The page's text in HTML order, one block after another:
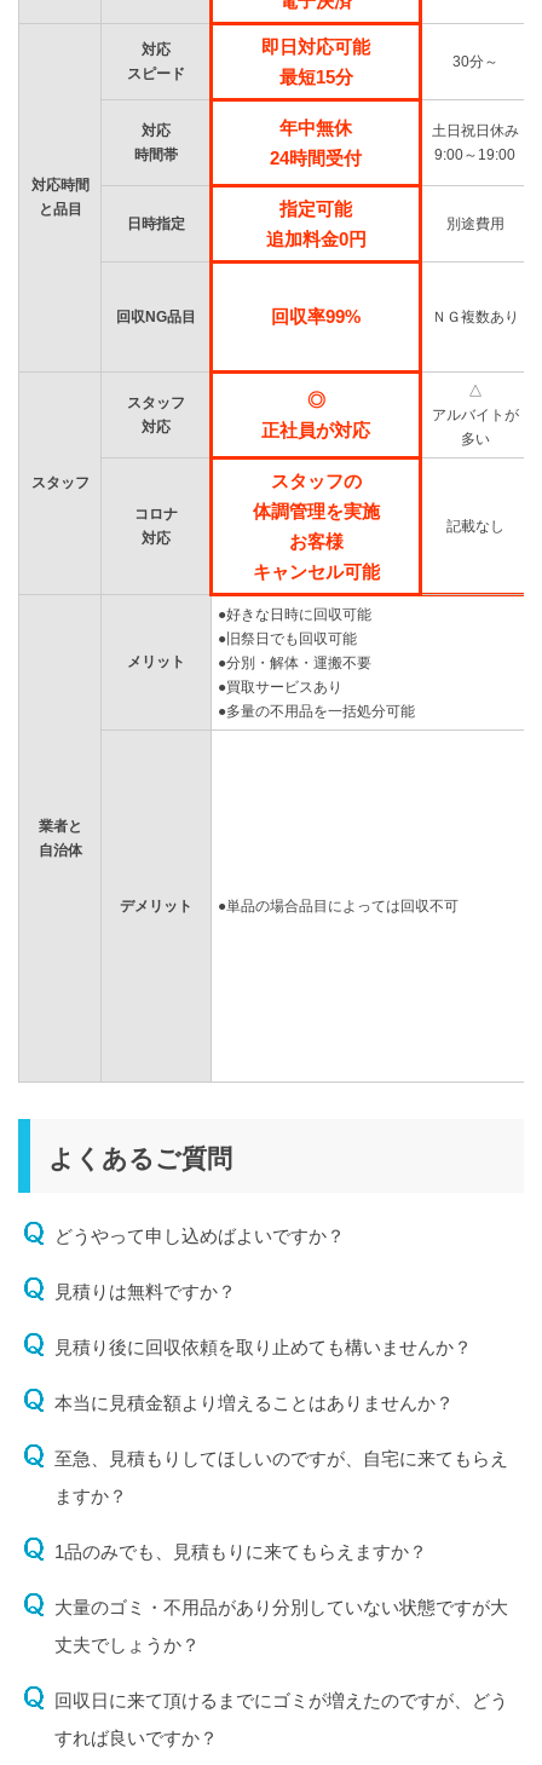
対応時間
と品目
対応
スピード
即日対応可能
最短15分
30分～
対応
時間帯
年中無休
24時間受付
土日祝日休み
9:00～19:00
日時指定
指定可能
追加料金0円
別途費用
回収NG品目 回収率99% ＮＧ複数あり
スタッフ
スタッフ
対応
◎
正社員が対応
△
アルバイトが
多い
コロナ
対応
スタッフの
体調管理を実施
お客様
キャンセル可能
記載なし
業者と
自治体
メリット
●好きな日時に回収可能
●旧祭日でも回収可能
●分別・解体・運搬不要
●買取サービスあり
●多量の不用品を一括処分可能
デメリット ●単品の場合品目によっては回収不可
よくあるご質問
どうやって申し込めばよいですか？
見積りは無料ですか？
見積り後に回収依頼を取り止めても構いませんか？
本当に見積金額より増えることはありませんか？
至急、見積もりしてほしいのですが、自宅に来てもらえ
ますか？
1品のみでも、見積もりに来てもらえますか？
大量のゴミ・不用品があり分別していない状態ですが大
丈夫でしょうか？
回収日に来て頂けるまでにゴミが増えたのですが、どう
すれば良いですか？